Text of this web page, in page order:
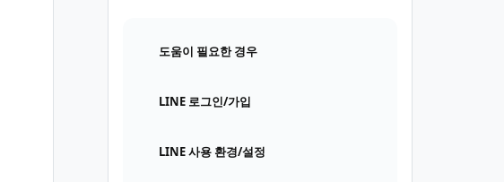
도움이 필요한 경우
LINE 로그인/가입
LINE 사용 환경/설정